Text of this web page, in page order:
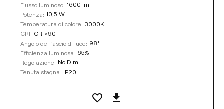
Flusso luminoso: 1600 lm
Potenza: 10,5 W
Temperatura di colore: 3000K
CRI: CRI>90
Angolo del fascio di luce: 98°
Efficienza luminosa: 65%
Regolazione: No Dim
Tenuta stagna: IP20